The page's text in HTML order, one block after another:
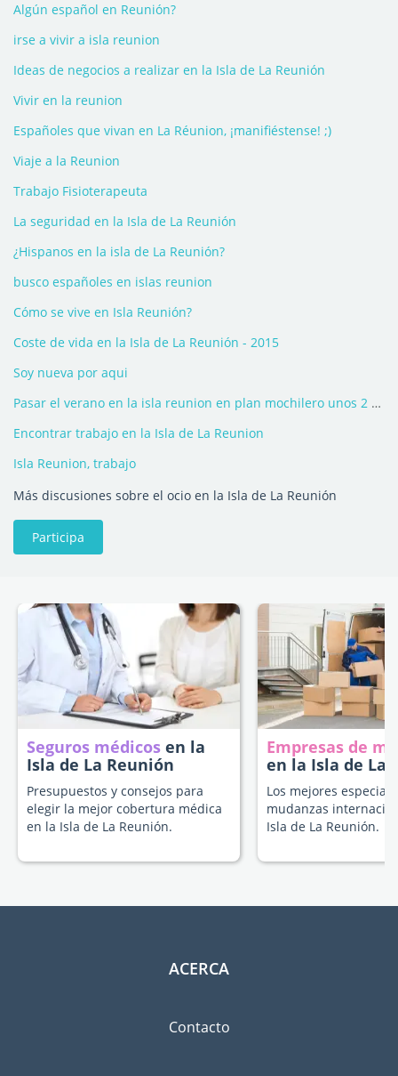
Algún español en Reunión?
irse a vivir a isla reunion
Ideas de negocios a realizar en la Isla de La Reunión
Vivir en la reunion
Españoles que vivan en La Réunion, ¡manifiéstense! ;)
Viaje a la Reunion
Trabajo Fisioterapeuta
La seguridad en la Isla de La Reunión
¿Hispanos en la isla de La Reunión?
busco españoles en islas reunion
Cómo se vive en Isla Reunión?
Coste de vida en la Isla de La Reunión - 2015
Soy nueva por aqui
Pasar el verano en la isla reunion en plan mochilero unos 2 o 3 meses.
Encontrar trabajo en la Isla de La Reunion
Isla Reunion, trabajo
Más discusiones sobre el ocio en la Isla de La Reunión
Participa
Seguros médicos en la
Isla de La Reunión
Presupuestos y consejos para
elegir la mejor cobertura médica
en la Isla de La Reunión.
Empresas de
en la Isla de La
Los mejores
mudanzas
Isla de La Reunión.
ACERCA
Contacto